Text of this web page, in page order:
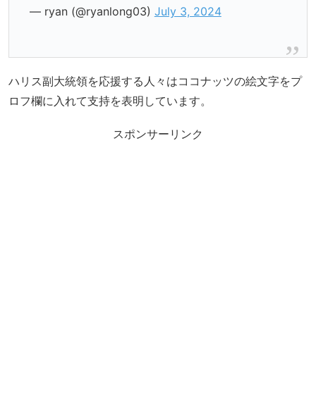
— ryan (@ryanlong03) July 3, 2024
ハリス副大統領を応援する人々はココナッツの絵文字をプ
ロフ欄に入れて支持を表明しています。
スポンサーリンク